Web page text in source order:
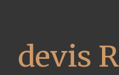
devis